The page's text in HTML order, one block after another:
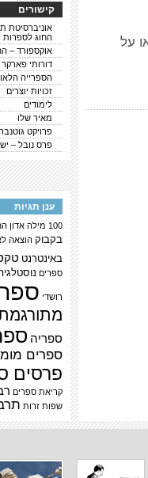
על
קישורים
אוניברסיטת
החוג לספרות
אוקספורד –
דורותי פארקר
הספרייה
זכויות יוצרים
לימודים
מאיר שלו
פרויקט
פרס נובל –
ענן תגיות
100 מילה אדון
בקבוק הוצאה
באינטרנט
ספרים
רושדי
ספריה
ספרים
פרסים
קריאת ספרים
שפות זרות